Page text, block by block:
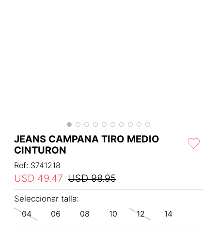
JEANS CAMPANA TIRO MEDIO
CINTURON
Ref: S741218
USD 98.95
USD 49.47
04 06 08 10 12 14